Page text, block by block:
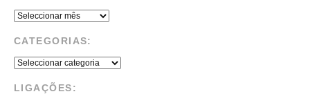
CATEGORIAS:
LIGAÇÕES: